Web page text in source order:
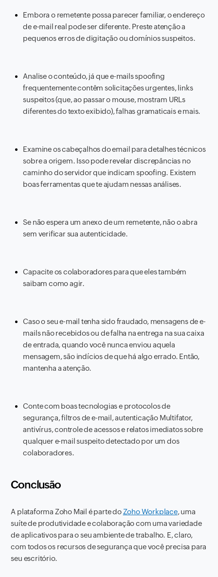
Embora o remetente possa parecer familiar, o endereço
de e-mail real pode ser diferente. Preste atenção a
pequenos erros de digitação ou domínios suspeitos.
Analise o conteúdo, já que e-mails spoofing
frequentemente contêm solicitações urgentes, links
suspeitos (que, ao passar o mouse, mostram URLs
diferentes do texto exibido), falhas gramaticais e mais.
Examine os cabeçalhos do email para detalhes técnicos
sobre a origem. Isso pode revelar discrepâncias no
caminho do servidor que indicam spoofing. Existem
boas ferramentas que te ajudam nessas análises.
Se não espera um anexo de um remetente, não o abra
sem verificar sua autenticidade.
Capacite os colaboradores para que eles também
saibam como agir.
Caso o seu e-mail tenha sido fraudado, mensagens de e-
mails não recebidos ou de falha na entrega na sua caixa
de entrada, quando você nunca enviou aquela
mensagem, são indícios de que há algo errado. Então,
mantenha a atenção.
Conte com boas tecnologias e protocolos de
segurança, filtros de e-mail, autenticação Multifator,
antivírus, controle de acessos e relatos imediatos sobre
qualquer e-mail suspeito detectado por um dos
colaboradores.
Conclusão
A plataforma Zoho Mail é parte do Zoho Workplace, uma
suíte de produtividade e colaboração com uma variedade
de aplicativos para o seu ambiente de trabalho. E, claro,
com todos os recursos de segurança que você precisa para
seu escritório.